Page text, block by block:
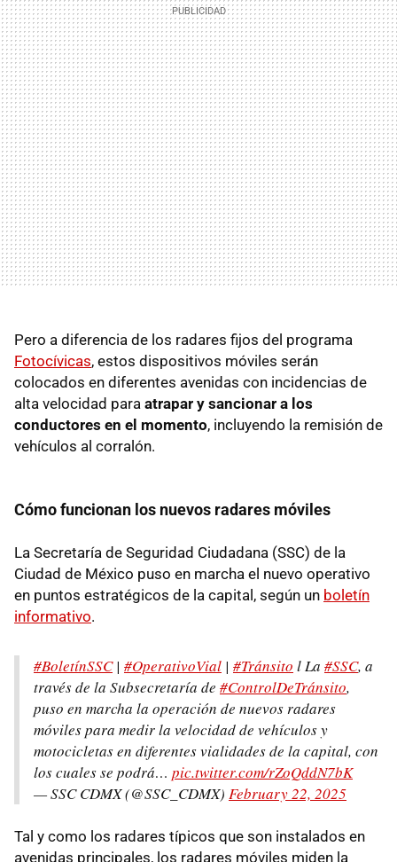
Pero a diferencia de los radares fijos del programa
Fotocívicas, estos dispositivos móviles serán
colocados en diferentes avenidas con incidencias de
alta velocidad para atrapar y sancionar a los
conductores en el momento, incluyendo la remisión de
vehículos al corralón.
Cómo funcionan los nuevos radares móviles
La Secretaría de Seguridad Ciudadana (SSC) de la
Ciudad de México puso en marcha el nuevo operativo
en puntos estratégicos de la capital, según un boletín
informativo.
#BoletínSSC| #OperativoVial | #Tránsito l La #SSC, a
través de la Subsecretaría de #ControlDeTránsito,
puso en marcha la operación de nuevos radares
móviles para medir la velocidad de vehículos y
motocicletas en diferentes vialidades de la capital, con
los cuales se podrá… pic.twitter.com/rZoQddN7bK
— SSC CDMX (@SSC_CDMX) February 22, 2025
Tal y como los radares típicos que son instalados en
avenidas principales, los radares móviles miden la